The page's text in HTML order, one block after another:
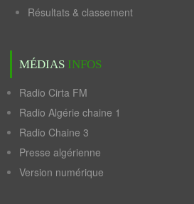
Résultats & classement
MÉDIAS INFOS
Radio Cirta FM
Radio Algérie chaine 1
Radio Chaine 3
Presse algérienne
Version numérique